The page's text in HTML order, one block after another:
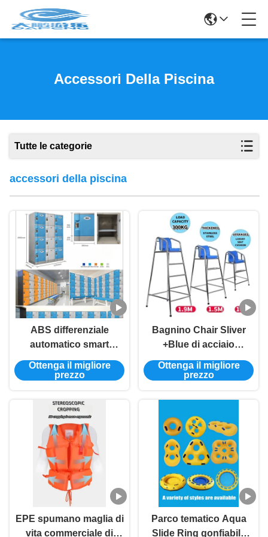
Accessori Della Piscina
Tutte le categorie
accessori della piscina
ABS differenziale
automatico smart
armadietto pubblico
digitale sicuro per
Ottenga il migliore
prezzo
Bagnino Chair Sliver
+Blue di acciaio
inossidabile del parco
304 dell'acqua di Rts
gioco dell'acqua
Ottenga il migliore
prezzo
EPE spumano maglia di
vita commerciale di
Parco tematico Aqua
Slide Ring gonfiabile